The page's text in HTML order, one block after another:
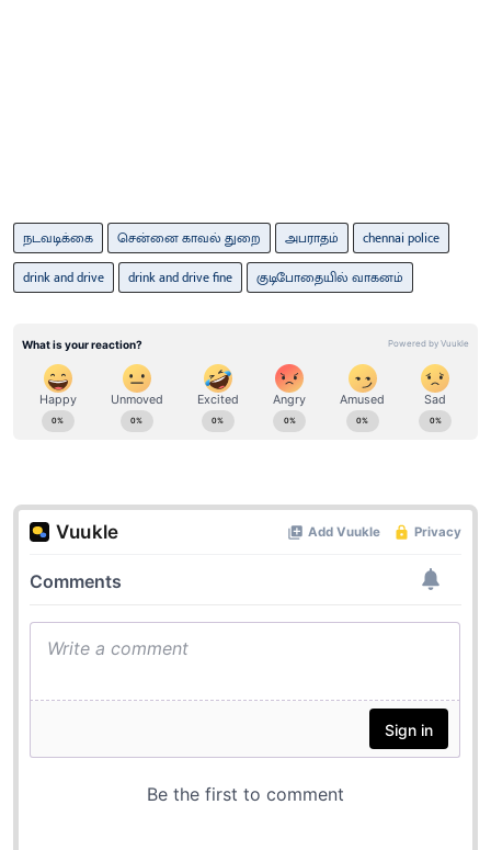
நடவடிக்கை சென்னை காவல் துறை அபராதம்
chennai police
drink and drive
drink and drive fine குடிபோதையில் வாகனம்